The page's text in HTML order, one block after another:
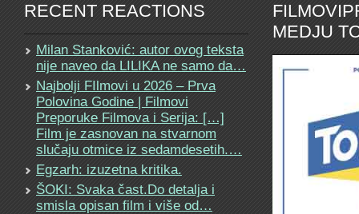
RECENT REACTIONS
Milan Stanković: autor ovog teksta
nije naveo da LILIKA ne samo da…
Najbolji FIlmovi u 2026 – Prva
Polovina Godine | Filmovi
Preporuke Filmova i Serija: […]
Film je zasnovan na stvarnom
slučaju otmice iz sedamdesetih.…
Egzarh: izuzetna kritika.
ŠOKI: Svaka čast.Do detalja i
smisla opisan film i više od…
MEDJU